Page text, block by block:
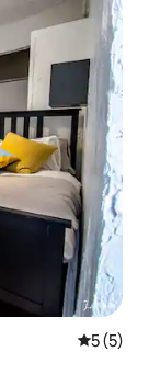
5 (5)